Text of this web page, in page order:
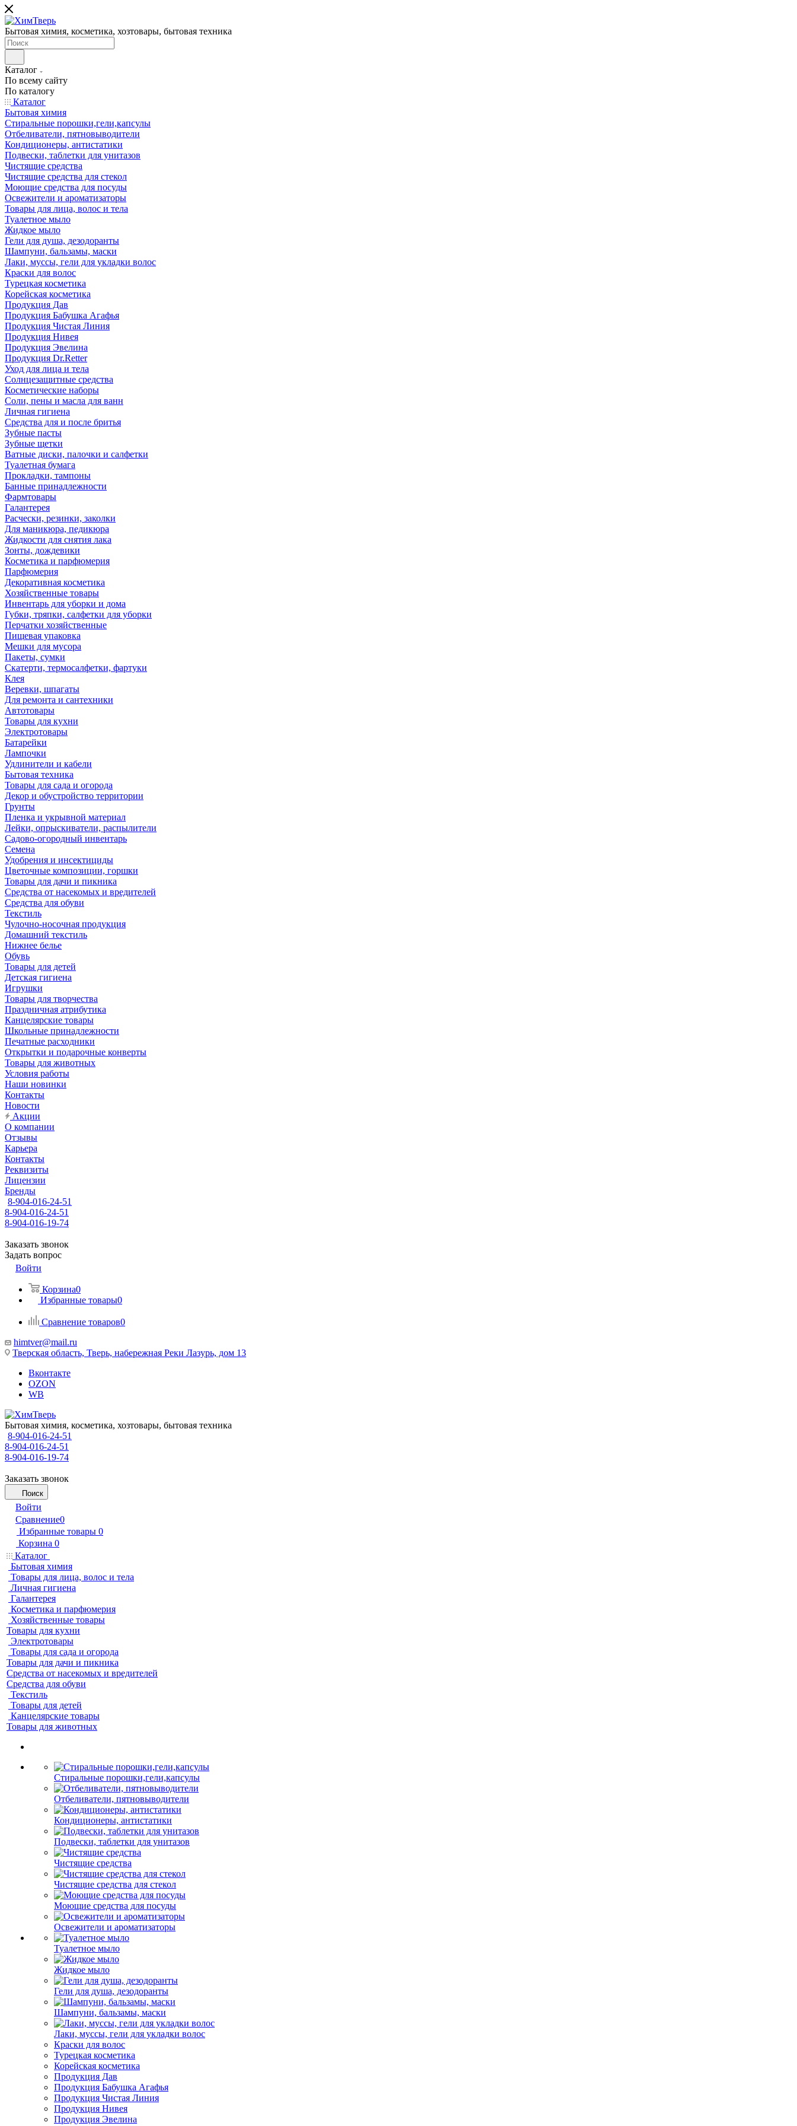
Бытовая химия, косметика, хозтовары, бытовая техника
Каталог
По всему сайту
По каталогу
Каталог
Бытовая химия
Стиральные порошки,гели,капсулы
Отбеливатели, пятновыводители
Кондиционеры, антистатики
Подвески, таблетки для унитазов
Чистящие средства
Чистящие средства для стекол
Моющие средства для посуды
Освежители и ароматизаторы
Товары для лица, волос и тела
Туалетное мыло
Жидкое мыло
Гели для душа, дезодоранты
Шампуни, бальзамы, маски
Лаки, муссы, гели для укладки волос
Краски для волос
Турецкая косметика
Корейская косметика
Продукция Дав
Продукция Бабушка Агафья
Продукция Чистая Линия
Продукция Нивея
Продукция Эвелина
Продукция Dr.Retter
Уход для лица и тела
Солнцезащитные средства
Косметические наборы
Соли, пены и масла для ванн
Личная гигиена
Средства для и после бритья
Зубные пасты
Зубные щетки
Ватные диски, палочки и салфетки
Туалетная бумага
Прокладки, тампоны
Банные принадлежности
Фармтовары
Галантерея
Расчески, резинки, заколки
Для маникюра, педикюра
Жидкости для снятия лака
Зонты, дождевики
Косметика и парфюмерия
Парфюмерия
Декоративная косметика
Хозяйственные товары
Инвентарь для уборки и дома
Губки, тряпки, салфетки для уборки
Перчатки хозяйственные
Пищевая упаковка
Мешки для мусора
Пакеты, сумки
Скатерти, термосалфетки, фартуки
Клея
Веревки, шпагаты
Для ремонта и сантехники
Автотовары
Товары для кухни
Электротовары
Батарейки
Лампочки
Удлинители и кабели
Бытовая техника
Товары для сада и огорода
Декор и обустройство территории
Грунты
Пленка и укрывной материал
Лейки, опрыскиватели, распылители
Садово-огородный инвентарь
Семена
Удобрения и инсектициды
Цветочные композиции, горшки
Товары для дачи и пикника
Средства от насекомых и вредителей
Средства для обуви
Текстиль
Чулочно-носочная продукция
Домашний текстиль
Нижнее белье
Обувь
Товары для детей
Детская гигиена
Игрушки
Товары для творчества
Праздничная атрибутика
Канцелярские товары
Школьные принадлежности
Печатные расходники
Открытки и подарочные конверты
Товары для животных
Условия работы
Наши новинки
Контакты
Новости
Акции
О компании
Отзывы
Карьера
Контакты
Реквизиты
Лицензии
Бренды
8-904-016-24-51
8-904-016-24-51
8-904-016-19-74
Заказать звонок
Задать вопрос
Войти
Корзина0
Избранные товары0
Сравнение товаров0
himtver@mail.ru
Тверская область, Тверь, набережная Реки Лазурь, дом 13
Вконтакте
OZON
WB
Бытовая химия, косметика, хозтовары, бытовая техника
8-904-016-24-51
8-904-016-24-51
8-904-016-19-74
Заказать звонок
Поиск
Войти
Сравнение0
Избранные товары 0
Корзина 0
Каталог
Бытовая химия
Товары для лица, волос и тела
Личная гигиена
Галантерея
Косметика и парфюмерия
Хозяйственные товары
Товары для кухни
Электротовары
Товары для сада и огорода
Товары для дачи и пикника
Средства от насекомых и вредителей
Средства для обуви
Текстиль
Товары для детей
Канцелярские товары
Товары для животных
Стиральные порошки,гели,капсулы
Отбеливатели, пятновыводители
Кондиционеры, антистатики
Подвески, таблетки для унитазов
Чистящие средства
Чистящие средства для стекол
Моющие средства для посуды
Освежители и ароматизаторы
Туалетное мыло
Жидкое мыло
Гели для душа, дезодоранты
Шампуни, бальзамы, маски
Лаки, муссы, гели для укладки волос
Краски для волос
Турецкая косметика
Корейская косметика
Продукция Дав
Продукция Бабушка Агафья
Продукция Чистая Линия
Продукция Нивея
Продукция Эвелина